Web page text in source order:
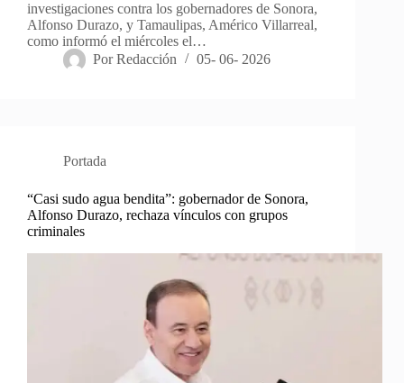
investigaciones contra los gobernadores de Sonora,
Alfonso Durazo, y Tamaulipas, Américo Villarreal,
como informó el miércoles el…
Por Redacción 05- 06- 2026
Portada
“Casi sudo agua bendita”: gobernador de Sonora,
Alfonso Durazo, rechaza vínculos con grupos
criminales